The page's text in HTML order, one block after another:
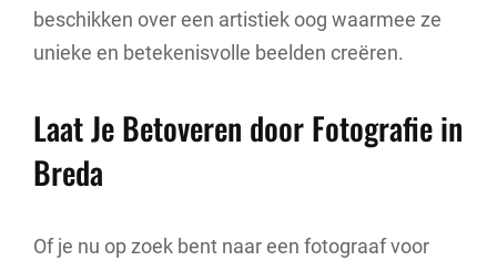
beschikken over een artistiek oog waarmee ze
unieke en betekenisvolle beelden creëren.
Laat Je Betoveren door Fotografie in
Breda
Of je nu op zoek bent naar een fotograaf voor